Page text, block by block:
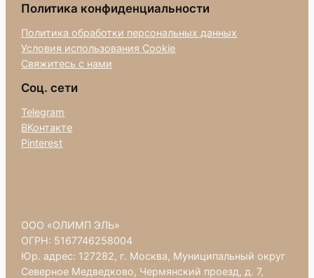
Политика конфиденциальности
Политика обработки персональных данных
Условия использования Cookie
Свяжитесь с нами
Соц. сети
Telegram
ВКонтакте
Pinterest
ООО «ОЛИМП ЭЛЬ»
ОГРН: 5167746258004
Юр. адрес: 127282, г. Москва, Муниципальный округ
Северное Медведково, Чермянский проезд, д. 7,